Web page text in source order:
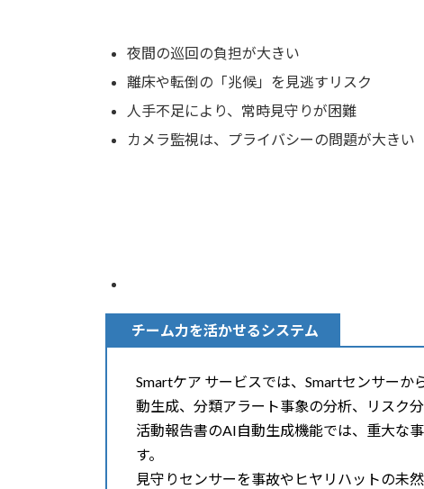
夜間の巡回の負担が大きい
離床や転倒の「兆候」を見逃すリスク
人手不足により、常時見守りが困難
カメラ監視は、プライバシーの問題が大きい
チーム力を活かせるシステム
Smartケア サービスでは、Smartセンサー
動生成、分類アラート事象の分析、リスク
活動報告書のAI自動生成機能では、重大な
す。
見守りセンサーを事故やヒヤリハットの未